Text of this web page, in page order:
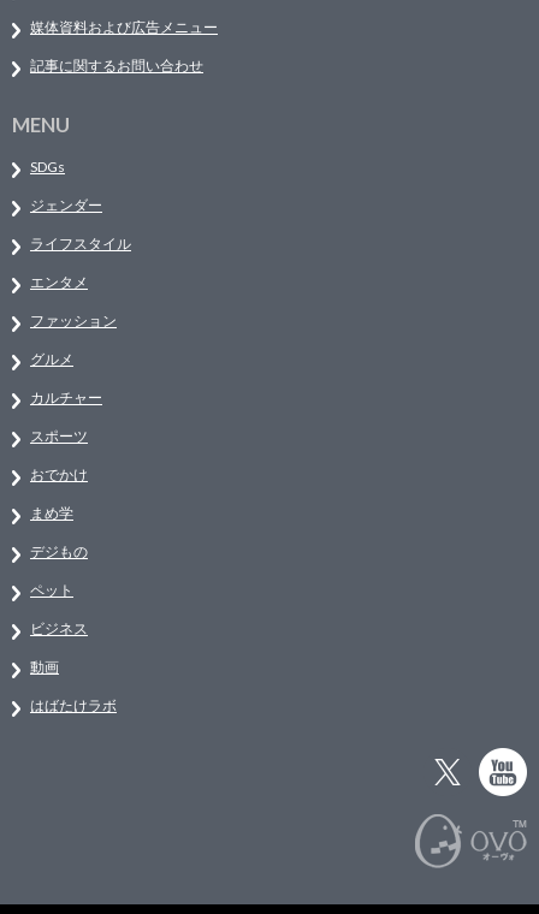
媒体資料および広告メニュー
記事に関するお問い合わせ
MENU
SDGs
ジェンダー
ライフスタイル
エンタメ
ファッション
グルメ
カルチャー
スポーツ
おでかけ
まめ学
デジもの
ペット
ビジネス
動画
はばたけラボ